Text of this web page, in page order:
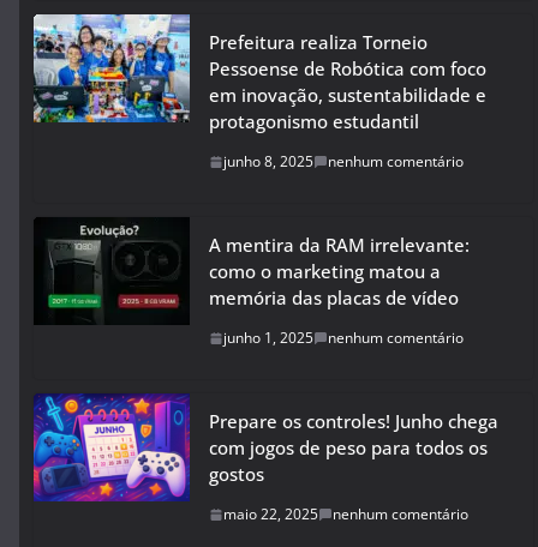
Prefeitura realiza Torneio
Pessoense de Robótica com foco
em inovação, sustentabilidade e
protagonismo estudantil
junho 8, 2025 nenhum comentário
A mentira da RAM irrelevante:
como o marketing matou a
memória das placas de vídeo
junho 1, 2025 nenhum comentário
Prepare os controles! Junho chega
com jogos de peso para todos os
gostos
maio 22, 2025 nenhum comentário